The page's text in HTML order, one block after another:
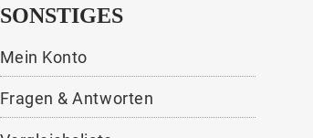
SONSTIGES
Mein Konto
Fragen & Antworten